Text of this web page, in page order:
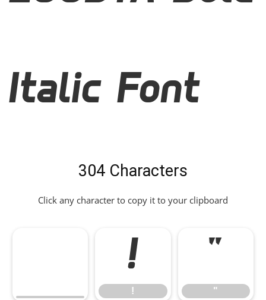
Italic Font
304 Characters
Click any character to copy it to your clipboard
!
!
"
"